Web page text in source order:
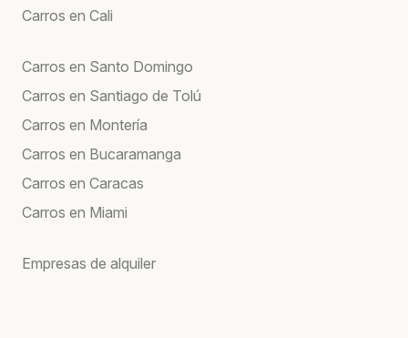
Carros en Cali
Carros en Santo Domingo
Carros en Santiago de Tolú
Carros en Montería
Carros en Bucaramanga
Carros en Caracas
Carros en Miami
Empresas de alquiler